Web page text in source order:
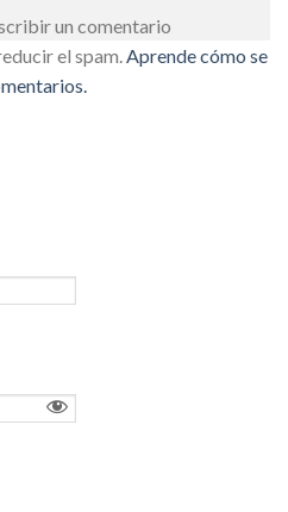
un comentario
el spam. Aprende cómo se